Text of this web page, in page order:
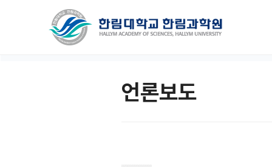
언론보도